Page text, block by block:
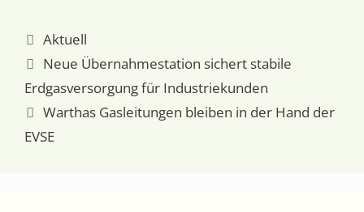
Kategorien
Aktuell
Neue Übernahmestation sichert stabile
Erdgasversorgung für Industriekunden
Warthas Gasleitungen bleiben in der Hand der
EVSE